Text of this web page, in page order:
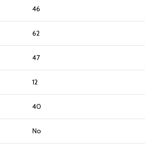
46
62
47
12
40
No